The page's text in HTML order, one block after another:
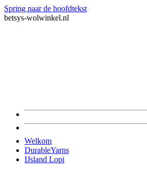
Spring naar de hoofdtekst
betsys-wolwinkel.nl
Welkom
DurableYarns
IJsland Lopi